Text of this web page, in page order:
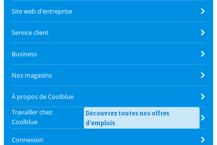
Site web d'entreprise
Service client
Business
Nos magasins
À propos de Coolblue
Travailler chez
Coolblue
Découvrez toutes nos offres
d'emplois
Connexion